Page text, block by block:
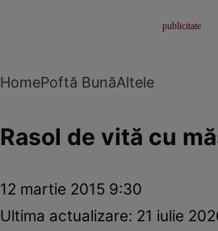
HomePoftă BunăAltele
Rasol de vită cu
12 martie 2015 9:30
Ultima actualizare: 21 iulie